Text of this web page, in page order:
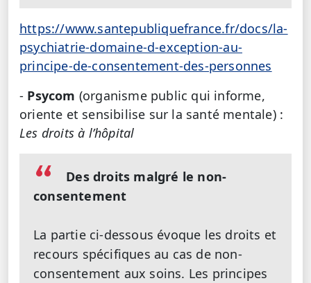
https://www.santepubliquefrance.fr/docs/la-
psychiatrie-domaine-d-exception-au-
principe-de-consentement-des-personnes
- Psycom (organisme public qui informe,
oriente et sensibilise sur la santé mentale) :
Les droits à l’hôpital
Des droits malgré le non-
consentement
La partie ci-dessous évoque les droits et
recours spécifiques au cas de non-
consentement aux soins. Les principes